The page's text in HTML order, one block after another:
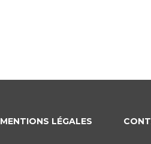
MENTIONS LÉGALES